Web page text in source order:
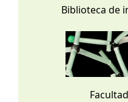
Biblioteca de